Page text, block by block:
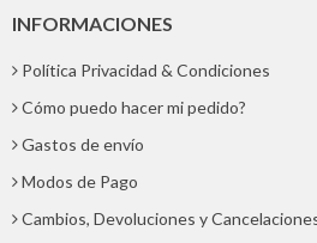
INFORMACIONES
Política Privacidad & Condiciones
Cómo puedo hacer mi pedido?
Gastos de envío
Modos de Pago
Cambios, Devoluciones y